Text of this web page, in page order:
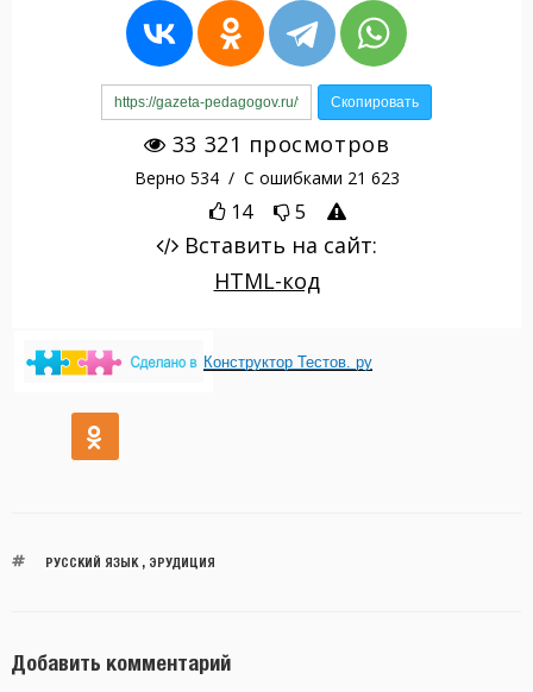
Конструктор Тестов. ру
РУССКИЙ ЯЗЫК, ЭРУДИЦИЯ
Добавить комментарий